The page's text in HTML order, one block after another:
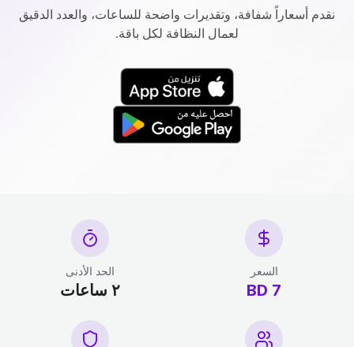
نقدم أسعاراً شفافة، وتقديرات واضحة للساعات، والعدد الدقيق
لعمال النظافة لكل باقة.
السعر
7 BD
الحد الأدنى
٢ ساعات